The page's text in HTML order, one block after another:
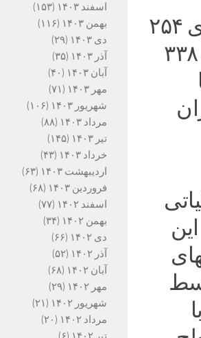
وی ادامه داد: ستاد خدمات سفر خراسان رضوی ۲۵۴
موضوع کاری را مشخص نموده که دربرگیرنده ۳۳۸
اسفند ۱۴۰۳
(۱۵۳)
بهمن ۱۴۰۳
(۱۱۶)
دی ۱۴۰۳
(۲۹)
آذر ۱۴۰۳
(۳۵)
آبان ۱۴۰۳
(۴۰)
مهر ۱۴۰۳
(۷۱)
شهریور ۱۴۰۳
(۱۰۶)
مرداد ۱۴۰۳
(۸۸)
تیر ۱۴۰۳
(۱۴۵)
خرداد ۱۴۰۳
(۴۳)
اردیبهشت ۱۴۰۳
(۶۳)
فروردین ۱۴۰۳
(۶۸)
اسفند ۱۴۰۲
(۷۷)
بهمن ۱۴۰۲
(۳۴)
دی ۱۴۰۲
(۶۶)
آذر ۱۴۰۲
(۵۲)
آبان ۱۴۰۲
(۶۸)
مهر ۱۴۰۲
(۲۹)
شهریور ۱۴۰۲
(۲۱)
مرداد ۱۴۰۲
(۲۰)